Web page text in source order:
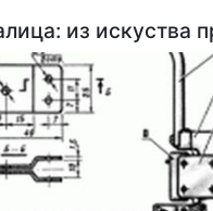
из искуства